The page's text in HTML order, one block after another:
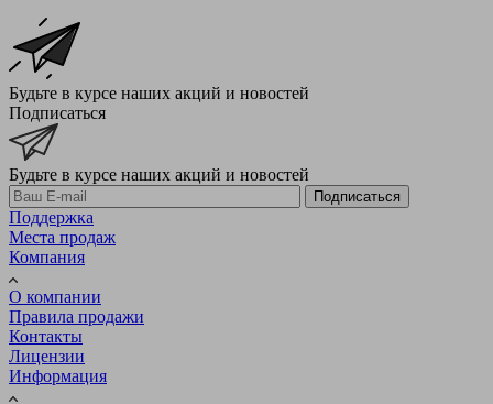
Будьте в курсе наших акций и новостей
Подписаться
Будьте в курсе наших акций и новостей
Подписаться
Поддержка
Места продаж
Компания
О компании
Правила продажи
Контакты
Лицензии
Информация